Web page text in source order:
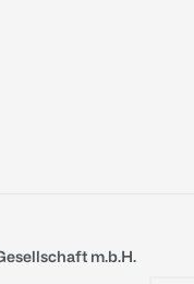
m.b.H.